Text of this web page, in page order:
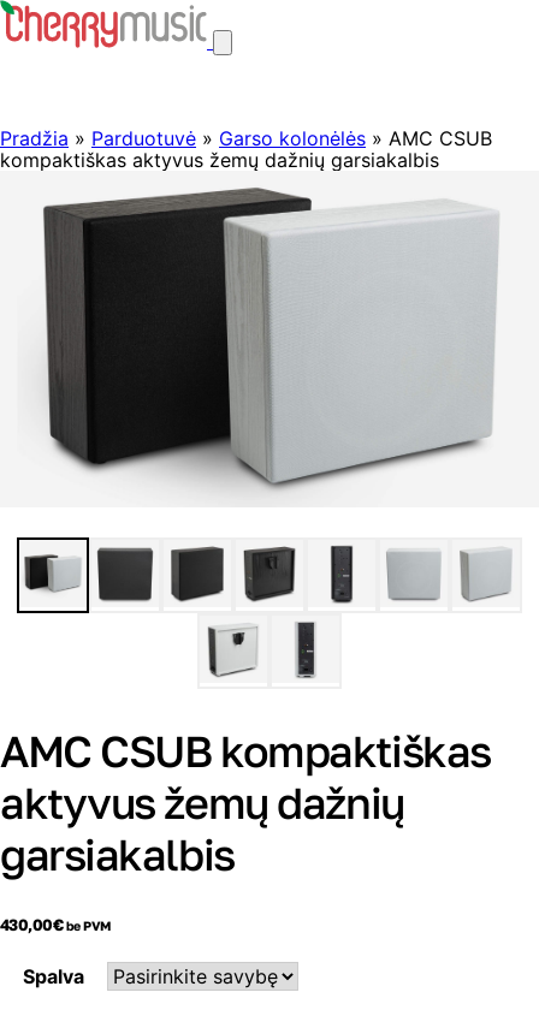
Pradžia » Parduotuvė » Garso kolonėlės » AMC CSUB
kompaktiškas aktyvus žemų dažnių garsiakalbis
AMC CSUB kompaktiškas
aktyvus žemų dažnių
garsiakalbis
430,00€ be PVM
Spalva